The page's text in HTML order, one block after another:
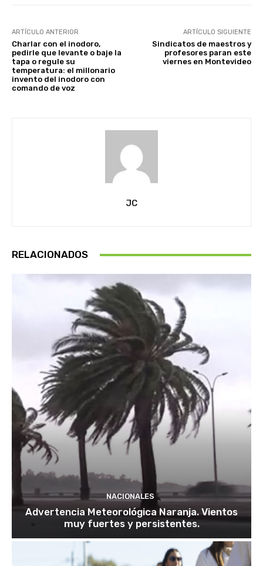
ARTÍCULO ANTERIOR
Charlar con el inodoro,
pedirle que levante o baje la
tapa o regule su
temperatura: el millonario
invento del inodoro con
comando de voz
ARTÍCULO SIGUIENTE
Sindicatos de maestros y
profesores paran este
viernes en Montevideo
JC
RELACIONADOS
NACIONALES
Advertencia Meteorológica Naranja. Vientos
muy fuertes y persistentes.